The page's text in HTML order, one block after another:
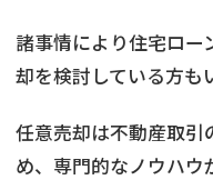
アンケート調査
諸事情により住宅ロー
却を検討している方も
任意売却は不動産取引
め、専門的なノウハウ